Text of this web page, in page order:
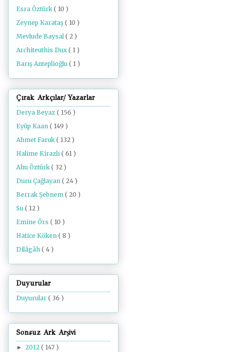
Esra Öztürk ( 10 )
Zeynep Karataş ( 10 )
Mevlude Baysal ( 2 )
Architeuthis Dux ( 1 )
Barış Anteplioğlu ( 1 )
Çırak Arkçılar/ Yazarlar
Derya Beyaz ( 156 )
Eyüp Kaan ( 149 )
Ahmet Faruk ( 132 )
Halime Kirazlı ( 61 )
Ahu Öztürk ( 32 )
Duru Çağlayan ( 24 )
Berrak Şebnem ( 20 )
Su ( 12 )
Emine Örs ( 10 )
Hatice Köken ( 8 )
Dilâgâh ( 4 )
Duyurular
Duyurular ( 36 )
Sonsuz Ark Arşivi
► 2012 ( 147 )